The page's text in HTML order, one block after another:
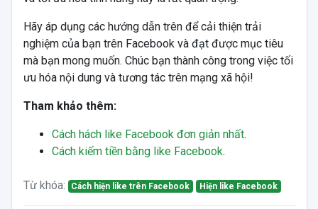
Hãy áp dụng các hướng dẫn trên để cải thiện trải
nghiệm của bạn trên Facebook và đạt được mục tiêu
mà bạn mong muốn. Chúc bạn thành công trong việc tối
ưu hóa nội dung và tương tác trên mạng xã hội!
Tham khảo thêm:
Cách hách like Facebook đơn giản nhất.
Cách kiếm tiền bằng like Facebook.
Từ khóa: Cách hiện like trên Facebook Hiện like Facebook